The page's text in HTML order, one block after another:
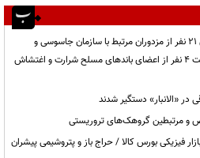
وزارت اطلاعات: شناسایی و دستگیری ۲۱ نفر از مزدوران مرتبط با سازمان جاسوسی و
تروریستی رژیم صهیونیستی و بازداشت ۴ نفر از اعضای باندهای مسلح شرارت و اغتشاش
در «الانبار» دستگیر شدند
تن کالا در بازار فیزیکی بورس کالا / حراج باز و پتروشیمی پیشران